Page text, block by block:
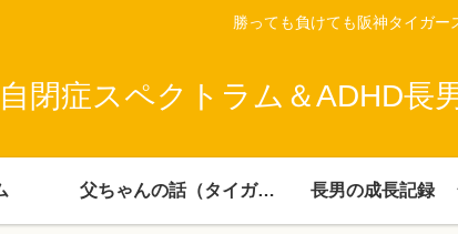
勝っても負けても阪神タイガー
自閉症スペクトラム＆ADHD長
父ちゃんの話（タイガース） 長男の成長記録